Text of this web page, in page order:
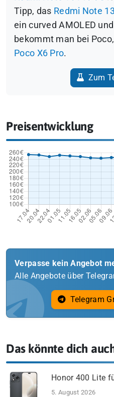
Tipp, das Redmi Note
ein curved AMOLED
bekommt man bei
Poco X6 Pro.
Zum
Preisentwicklung
Verpasse kein Angebot
Alle Angebote über
Telegram
Das könnte dich
Honor 400 Lite
5. August 2026